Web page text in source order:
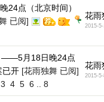
24点（北京时间）
已阅]
花雨
2015-
——5月18日晚24点
已开 [花雨独舞 已阅]
3 4 5 6 8
花雨
2015-5-